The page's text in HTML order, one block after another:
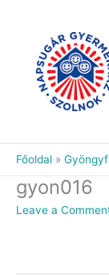
Főoldal
gyon016
Leave a